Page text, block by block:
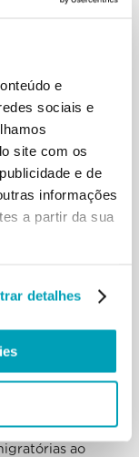
e
sociais e
site com os
e de
informações
a partir da sua
detalhes
em frente…”.
Falta de
entre
para
este: esta é a
se está a
nisto.
isto aos
guerra
porque a
outras
com muitos
nos anos
e aqui, os
no Egito”
foi feita
ao